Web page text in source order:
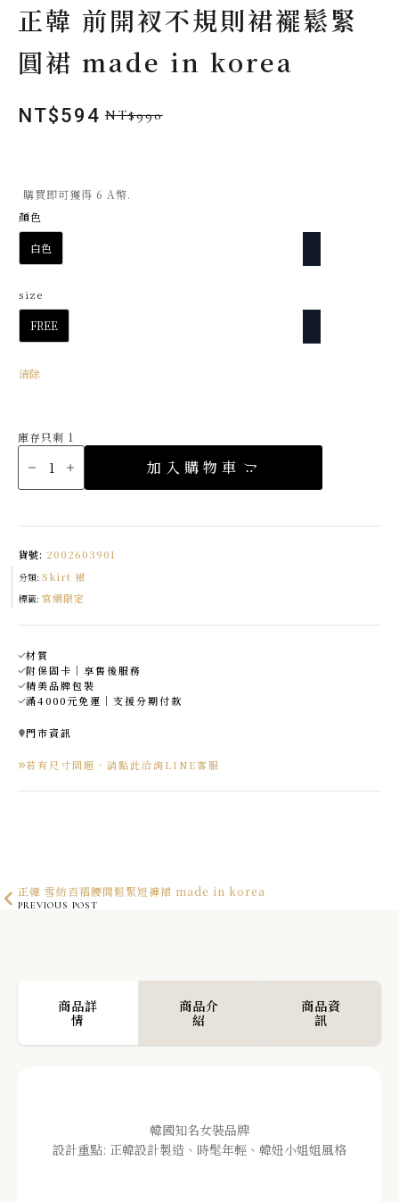
正韓 前開衩不規則裙襬鬆緊
圓裙 made in korea
NT$990
原
格：
NT$990。
NT$594
目
格：
NT$594。
購買即可獲得 6 A幣.
顏色
白色
size
FREE
清除
庫存只剩 1
正
衩
則
鬆
圓
made
加入購物車
貨號: 2002603901
分類: Skirt 裙
標籤: 官網限定
材質
附保固卡｜享售後服務
精美品牌包裝
滿4000元免運｜支援分期付款
門市資訊
若有尺寸問題，請點此洽詢LINE客服
正韓 雪紡百褶腰間鬆緊短褲裙 made in korea
PREVIOUS POST
商品詳
情
商品介
紹
商品資
訊
韓國知名女裝品牌
設計重點: 正韓設計製造、時髦年輕、韓妞小姐姐風格